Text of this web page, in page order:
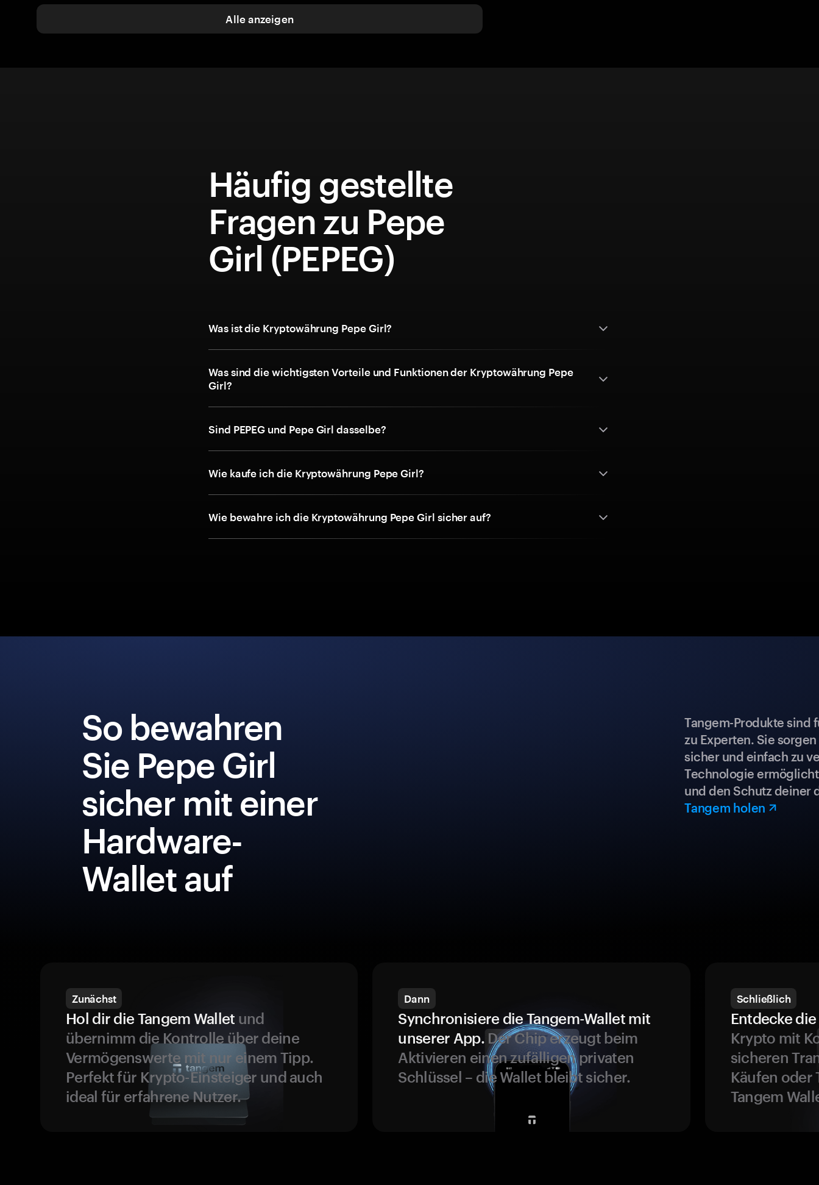
Alle anzeigen
Häufig gestellte
Fragen zu Pepe
Girl (PEPEG)
Was ist die Kryptowährung Pepe Girl?
Was sind die wichtigsten Vorteile und Funktionen der Kryptowährung Pepe
Girl?
Sind PEPEG und Pepe Girl dasselbe?
Wie kaufe ich die Kryptowährung Pepe Girl?
Wie bewahre ich die Kryptowährung Pepe Girl sicher auf?
So bewahren
Sie Pepe Girl
sicher mit einer
Hardware-
Wallet auf
Tangem-Produkte sind
zu Experten. Sie
sicher und einfach zu
Technologie
und den Schutz deiner
Tangem holen
Zunächst
Hol dir die Tangem Wallet und
übernimm die Kontrolle über deine
Vermögenswerte mit nur einem Tipp.
Perfekt für Krypto-Einsteiger und auch
ideal für erfahrene Nutzer.
Dann
Synchronisiere die Tangem-Wallet mit
unserer App.Der Chip erzeugt beim
Aktivieren einen zufälligen privaten
Schlüssel – die Wallet bleibt sicher.
Schließlich
Entdecke
Krypto mit
sicheren
Käufen oder
Tangem